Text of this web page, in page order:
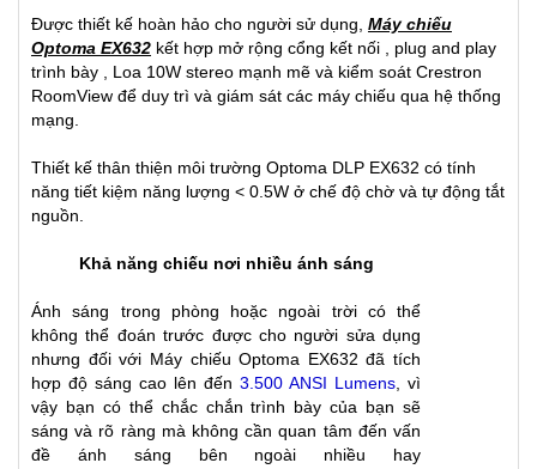
Được thiết kế hoàn hảo cho người sử dụng, Máy chiếu
Optoma EX632 kết hợp mở rộng cổng kết nối , plug and play
trình bày , Loa 10W stereo mạnh mẽ và kiểm soát Crestron
RoomView để duy trì và giám sát các máy chiếu qua hệ thống
mạng.
Thiết kế thân thiện môi trường Optoma DLP EX632 có tính
năng tiết kiệm năng lượng < 0.5W ở chế độ chờ và tự động tắt
nguồn.
Khả năng chiếu nơi nhiều ánh sáng
Ánh sáng trong phòng hoặc ngoài trời có thể
không thể đoán trước được cho người sửa dụng
nhưng đối với Máy chiếu Optoma EX632 đã tích
hợp độ sáng cao lên đến 3.500 ANSI Lumens , vì
vậy bạn có thể chắc chắn trình bày của bạn sẽ
sáng và rõ ràng mà không cần quan tâm đến vấn
đề ánh sáng bên ngoài nhiều hay